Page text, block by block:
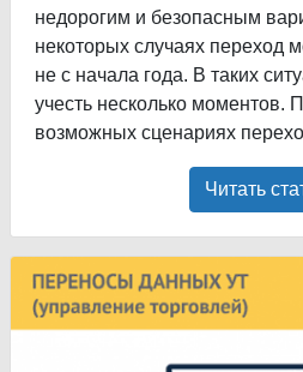
недорогим и безопасным
некоторых случаях переход
не с начала года. В таких
учесть несколько моментов.
возможных сценариях
Читать